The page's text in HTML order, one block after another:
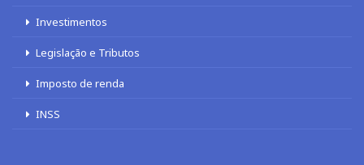
Investimentos
Legislação e Tributos
Imposto de renda
INSS